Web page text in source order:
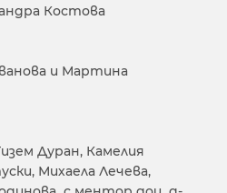
Костова
и Мартина
Дуран, Камелия
Михаела Лечева,